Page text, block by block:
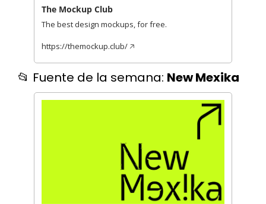
The Mockup Club
The best design mockups, for free.
https://themockup.club/ 🡥
📂 Fuente de la semana: New Mexika